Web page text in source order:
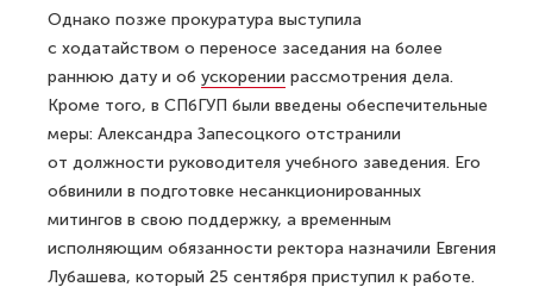
Однако позже прокуратура выступила
с ходатайством о переносе заседания на более
раннюю дату и об ускорении рассмотрения дела.
Кроме того, в СПбГУП были введены обеспечительные
меры: Александра Запесоцкого отстранили
от должности руководителя учебного заведения. Его
обвинили в подготовке несанкционированных
митингов в свою поддержку, а временным
исполняющим обязанности ректора назначили Евгения
Лубашева, который 25 сентября приступил к работе.